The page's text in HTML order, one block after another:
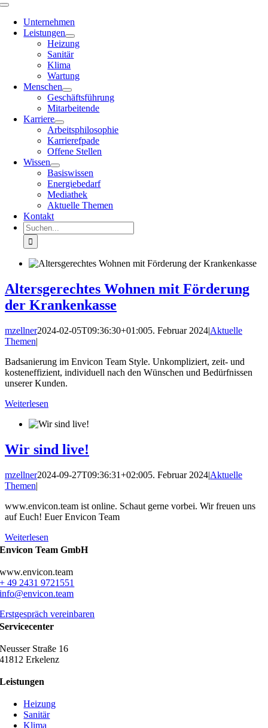
Toggle
NavigationUnternehmen
Leistungen
Heizung
Sanitär
Klima
Wartung
Menschen
Geschäftsführung
Mitarbeitende
Karriere
Arbeitsphilosophie
Karrierefpade
Offene Stellen
Wissen
Basiswissen
Energiebedarf
Mediathek
Aktuelle Themen
Kontakt
Suche
nach:
Altersgerechtes Wohnen mit Förderung
der Krankenkasse
mzellner2024-02-05T09:36:30+01:005. Februar 2024|Aktuelle
Themen|
Badsanierung im Envicon Team Style. Unkompliziert, zeit- und
kosteneffizient, individuell nach den Wünschen und Bedürfnissen
unserer Kunden.
Weiterlesen
Wir sind live!
mzellner2024-09-27T09:36:31+02:005. Februar 2024|Aktuelle
Themen|
www.envicon.team ist online. Schaut gerne vorbei. Wir freuen uns
auf Euch! Euer Envicon Team
Weiterlesen
Envicon Team GmbH
www.envicon.team
+ 49 2431 9721551
info@envicon.team
Erstgespräch vereinbaren
Servicecenter
Neusser Straße 16
41812 Erkelenz
Leistungen
Heizung
Sanitär
Klima